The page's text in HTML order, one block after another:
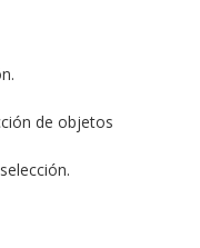
de objetos